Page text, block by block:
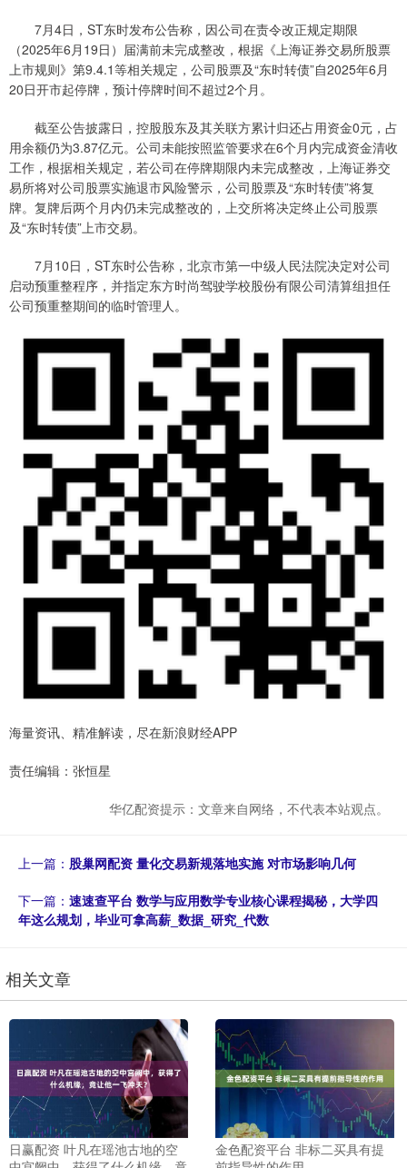
7月4日，ST东时发布公告称，因公司在责令改正规定期限
（2025年6月19日）届满前未完成整改，根据《上海证券交易所股票
上市规则》第9.4.1等相关规定，公司股票及“东时转债”自2025年6月
20日开市起停牌，预计停牌时间不超过2个月。
截至公告披露日，控股股东及其关联方累计归还占用资金0元，占
用余额仍为3.87亿元。公司未能按照监管要求在6个月内完成资金清收
工作，根据相关规定，若公司在停牌期限内未完成整改，上海证券交
易所将对公司股票实施退市风险警示，公司股票及“东时转债”将复
牌。复牌后两个月内仍未完成整改的，上交所将决定终止公司股票
及“东时转债”上市交易。
7月10日，ST东时公告称，北京市第一中级人民法院决定对公司
启动预重整程序，并指定东方时尚驾驶学校股份有限公司清算组担任
公司预重整期间的临时管理人。
海量资讯、精准解读，尽在新浪财经APP
责任编辑：张恒星
华亿配资提示：文章来自网络，不代表本站观点。
上一篇： 股巢网配资 量化交易新规落地实施 对市场影响几何
下一篇： 速速查平台 数学与应用数学专业核心课程揭秘，大学四
年这么规划，毕业可拿高薪_数据_研究_代数
相关文章
日赢配资 叶凡在瑶池古地的空
金色配资平台 非标二买具有提